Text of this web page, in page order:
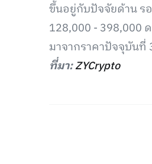
ขึ้นอยู่กับปัจจัยด้าน ร
128,000 - 398,000
มาจากราคาปัจจุบันที่
ที่มา:ZYCrypto